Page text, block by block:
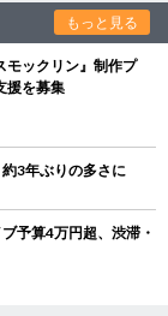
もっと見る
モックリン』制作プ
援を募集
3年ぶりの多さに
予算4万円超、渋滞・